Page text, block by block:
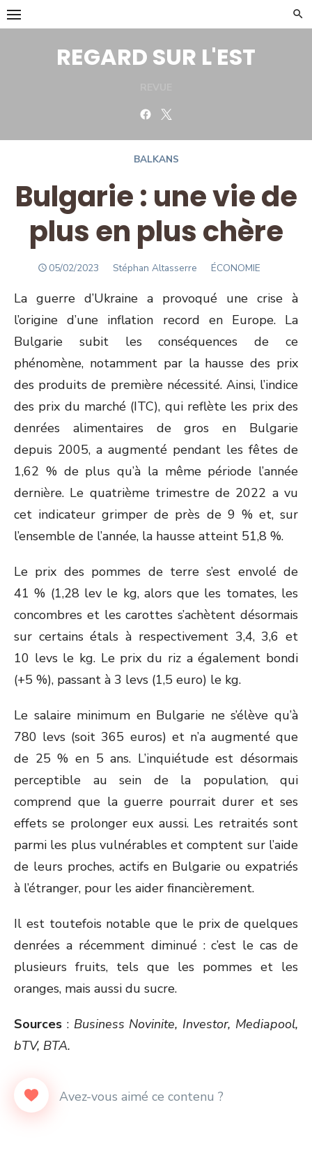
Skip
to
REGARD SUR L'EST
Facebook
BALKANS
Bulgarie : une vie de
plus en plus chère
POSTED
05/02/2023 Author
Stéphan Altasserre ÉCONOMIE
La guerre d’Ukraine a provoqué une crise à
l’origine d’une inflation record en Europe. La
Bulgarie subit les conséquences de ce
phénomène, notamment par la hausse des prix
des produits de première nécessité. Ainsi, l’indice
des prix du marché (ITC), qui reflète les prix des
denrées alimentaires de gros en Bulgarie
depuis 2005, a augmenté pendant les fêtes de
1,62 % de plus qu’à la même période l’année
dernière. Le quatrième trimestre de 2022 a vu
cet indicateur grimper de près de 9 % et, sur
l’ensemble de l’année, la hausse atteint 51,8 %.
Le prix des pommes de terre s’est envolé de
41 % (1,28 lev le kg, alors que les tomates, les
concombres et les carottes s’achètent désormais
sur certains étals à respectivement 3,4, 3,6 et
10 levs le kg. Le prix du riz a également bondi
(+5 %), passant à 3 levs (1,5 euro) le kg.
Le salaire minimum en Bulgarie ne s’élève qu’à
780 levs (soit 365 euros) et n’a augmenté que
de 25 % en 5 ans. L’inquiétude est désormais
perceptible au sein de la population, qui
comprend que la guerre pourrait durer et ses
effets se prolonger eux aussi. Les retraités sont
parmi les plus vulnérables et comptent sur l’aide
de leurs proches, actifs en Bulgarie ou expatriés
à l’étranger, pour les aider financièrement.
Il est toutefois notable que le prix de quelques
denrées a récemment diminué : c’est le cas de
plusieurs fruits, tels que les pommes et les
oranges, mais aussi du sucre.
Sources : Business Novinite, Investor, Mediapool,
bTV, BTA.